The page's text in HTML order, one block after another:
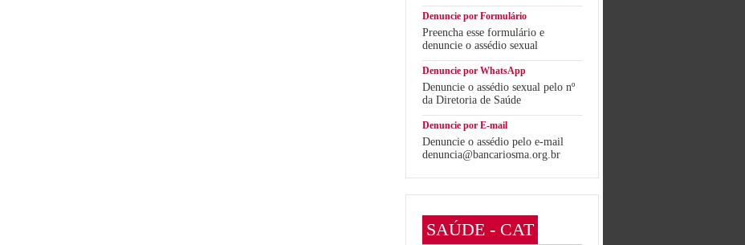
Denuncie por Formulário
Preencha esse formulário e
denuncie o assédio sexual
Denuncie por WhatsApp
Denuncie o assédio sexual pelo nº
da Diretoria de Saúde
Denuncie por E-mail
Denuncie o assédio pelo e-mail
denuncia@bancariosma.org.br
SAÚDE - CAT